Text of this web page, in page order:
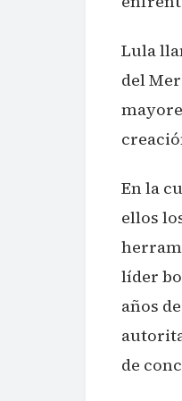
Lula
del
En la
ellos
líder
años
de